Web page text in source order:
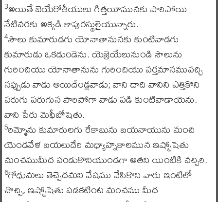
3అయితే బెయేరోతీయులు గిత్తయీమునకు పారిపోయి
నేటివరకు అక్కడి కాపురస్థులైయున్నారు.
4సౌలు కుమారుడగు యోనాతానునకు కుంటివాడగు
కుమారుడు ఒకడుండెను. యెజ్రెయేలునుండి సౌలును
గురించియు యోనాతానును గురించియు వర్తమానమువచ్చి
నప్పుడు వాడు అయిదేండ్లవాడు; వాని దాది వానిని ఎత్తికొని
పరుగు పరుగున పారిపోగా వాడు పడి కుంటివాడాయెను.
వాని పేరు మెఫీబోషెతు.
5రిమ్మోను కుమారులగు రేకాబును బయనాయును మంచి
యెండవేళ బయలుదేరి మధ్యాహ్నకాలమున ఇష్బోషెతు
మంచముమీద పండుకొనియుండగా అతని యింటికి వచ్చిరి.
6గోధుమలు తెచ్చెదమని వేషము వేసికొని వారు ఇంటిలో
చొచ్చి, ఇష్బోషెతు పడకటింట మంచము మీద